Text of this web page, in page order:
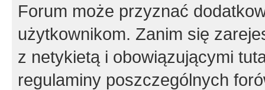
Forum może przyznać
użytkownikom. Zanim się
z netykietą i obowiązującymi
regulaminy poszczególnych